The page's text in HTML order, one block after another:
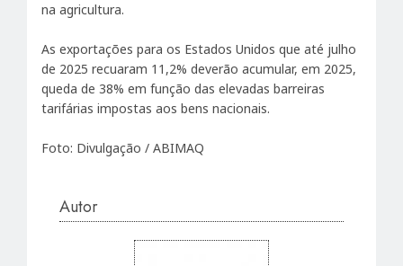
na agricultura.
As exportações para os Estados Unidos que até julho
de 2025 recuaram 11,2% deverão acumular, em 2025,
queda de 38% em função das elevadas barreiras
tarifárias impostas aos bens nacionais.
Foto: Divulgação / ABIMAQ
Autor